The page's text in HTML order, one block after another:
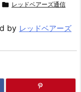
 レッドベアーズ通信
by レッドベアーズ